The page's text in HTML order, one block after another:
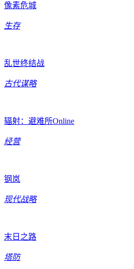
像素危城
生存
乱世终结战
古代谋略
辐射：避难所Online
经营
钢岚
现代战略
末日之路
塔防